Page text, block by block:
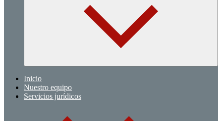
Inicio
Nuestro equipo
Servicios jurídicos